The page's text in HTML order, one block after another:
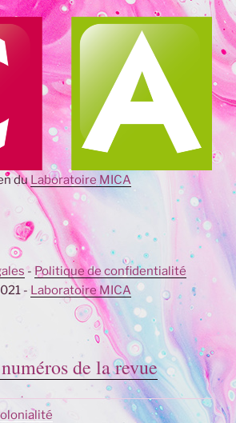
duLaboratoire MICA
- Politique de confidentialité
- Laboratoire MICA
de la revue